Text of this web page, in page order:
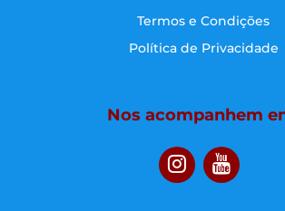
Termos e Condições
Política de Privacidade
Nos acompanhem